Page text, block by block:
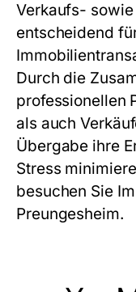
Verkaufs-
entscheidend
Durch die
professionellen
als auch
Übergabe ihre
Stress
besuchen Sie
Preungesheim.